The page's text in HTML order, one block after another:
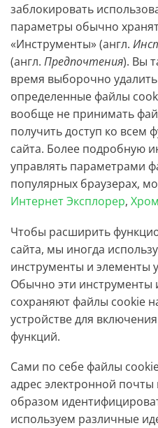
заблокировать
параметры обычно
«Инструменты» (англ.
(англ. Предпочтения). Вы
время выборочно
определенные файлы
вообще не принимать
получить доступ ко всем
сайта. Более подробную
управлять параметрами
популярных браузерах,
Интернет Эксплорер, Хром
Чтобы расширить
сайта, мы иногда
инструменты и элементы
Обычно эти инструменты
сохраняют файлы cookie
устройстве для
функций.
Сами по себе файлы
адрес электронной
образом
используем различные